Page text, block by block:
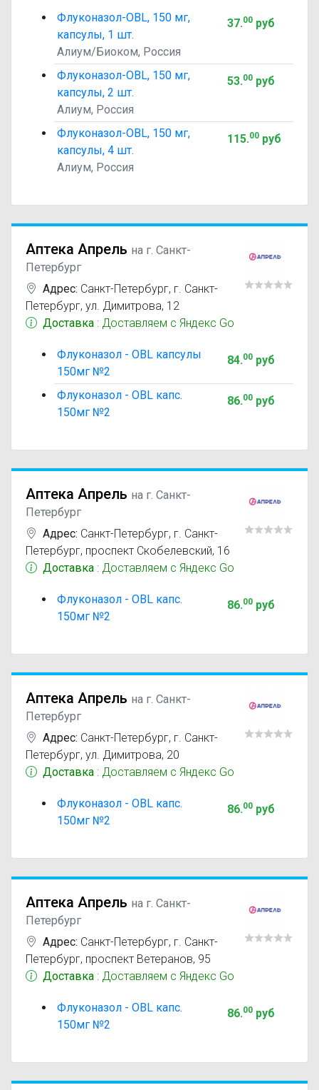
Флуконазол-OBL, 150 мг,
капсулы, 1 шт.
Алиум/Биоком, Россия
37.00руб
Флуконазол-OBL, 150 мг,
капсулы, 2 шт.
Алиум, Россия
53.00руб
Флуконазол-OBL, 150 мг,
капсулы, 4 шт.
Алиум, Россия
115.00руб
Аптека Апрель на г. Санкт-
Петербург
Адрес: Санкт-Петербург, г. Санкт-
Петербург, ул. Димитрова, 12
Доставка : Доставляем с Яндекс Go
Флуконазол - OBL капсулы
150мг №2
84.00руб
Флуконазол - OBL капс.
150мг №2
86.00руб
Аптека Апрель на г. Санкт-
Петербург
Адрес: Санкт-Петербург, г. Санкт-
Петербург, проспект Скобелевский, 16
Доставка : Доставляем с Яндекс Go
Флуконазол - OBL капс.
150мг №2
86.00руб
Аптека Апрель на г. Санкт-
Петербург
Адрес: Санкт-Петербург, г. Санкт-
Петербург, ул. Димитрова, 20
Доставка : Доставляем с Яндекс Go
Флуконазол - OBL капс.
150мг №2
86.00руб
Аптека Апрель на г. Санкт-
Петербург
Адрес: Санкт-Петербург, г. Санкт-
Петербург, проспект Ветеранов, 95
Доставка : Доставляем с Яндекс Go
Флуконазол - OBL капс.
150мг №2
86.00руб